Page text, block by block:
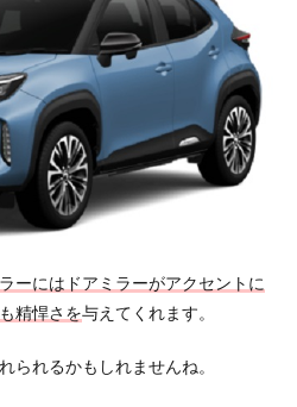
ーにはドアミラーがアクセントに
精悍さを与えてくれます。
られるかもしれませんね。